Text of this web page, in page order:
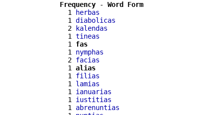
Frequency - Word Form
  1
herbas
  1
diabolicas
  2
kalendas
  1
tineas
  1
fas
  1
nymphas
  2
facias
  1
alias
  1
filias
  1
lamias
  1
ianuarias
  1
iustitias
  1
abrenuntias